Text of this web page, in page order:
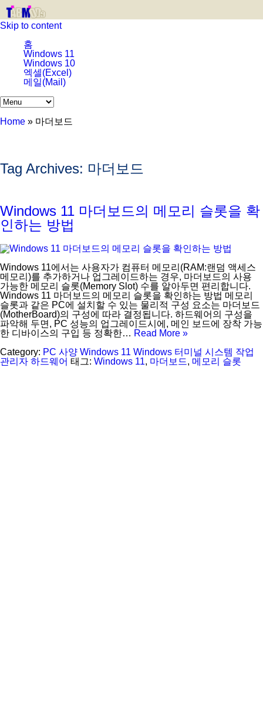
Skip to content
홈
Windows 11
Windows 10
엑셀(Excel)
메일(Mail)
Home » 마더보드
Tag Archives: 마더보드
Windows 11 마더보드의 메모리 슬롯을 확
인하는 방법
Windows 11에서는 사용자가 컴퓨터 메모리(RAM:랜덤 액세스
메모리)를 추가하거나 업그레이드하는 경우, 마더보드의 사용
가능한 메모리 슬롯(Memory Slot) 수를 알아두면 편리합니다.
Windows 11 마더보드의 메모리 슬롯을 확인하는 방법 메모리
슬롯과 같은 PC에 설치할 수 있는 물리적 구성 요소는 마더보드
(MotherBoard)의 구성에 따라 결정됩니다. 하드웨어의 구성을
파악해 두면, PC 성능의 업그레이드시에, 메인 보드에 장착 가능
한 디바이스의 구입 등 정확한… Read More »
Category: PC 사양 Windows 11 Windows 터미널 시스템 작업
관리자 하드웨어 태그: Windows 11, 마더보드, 메모리 슬롯